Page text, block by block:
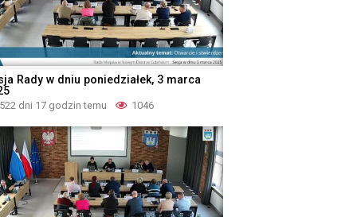
Rady w dniu poniedziałek, 3 marca
522 dni 17 godzin temu 1046